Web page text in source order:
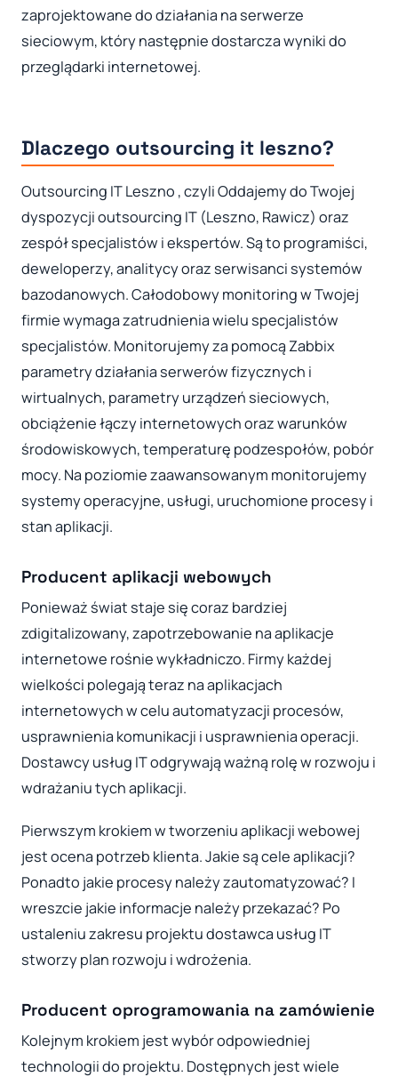
zaprojektowane do działania na serwerze
sieciowym, który następnie dostarcza wyniki do
przeglądarki internetowej.
Dlaczego outsourcing it leszno?
Outsourcing IT Leszno , czyli Oddajemy do Twojej
dyspozycji outsourcing IT (Leszno, Rawicz) oraz
zespół specjalistów i ekspertów. Są to programiści,
deweloperzy, analitycy oraz serwisanci systemów
bazodanowych. Całodobowy monitoring w Twojej
firmie wymaga zatrudnienia wielu specjalistów
specjalistów. Monitorujemy za pomocą Zabbix
parametry działania serwerów fizycznych i
wirtualnych, parametry urządzeń sieciowych,
obciążenie łączy internetowych oraz warunków
środowiskowych, temperaturę podzespołów, pobór
mocy. Na poziomie zaawansowanym monitorujemy
systemy operacyjne, usługi, uruchomione procesy i
stan aplikacji.
Producent aplikacji webowych
Ponieważ świat staje się coraz bardziej
zdigitalizowany, zapotrzebowanie na aplikacje
internetowe rośnie wykładniczo. Firmy każdej
wielkości polegają teraz na aplikacjach
internetowych w celu automatyzacji procesów,
usprawnienia komunikacji i usprawnienia operacji.
Dostawcy usług IT odgrywają ważną rolę w rozwoju i
wdrażaniu tych aplikacji.
Pierwszym krokiem w tworzeniu aplikacji webowej
jest ocena potrzeb klienta. Jakie są cele aplikacji?
Ponadto jakie procesy należy zautomatyzować? I
wreszcie jakie informacje należy przekazać? Po
ustaleniu zakresu projektu dostawca usług IT
stworzy plan rozwoju i wdrożenia.
Producent oprogramowania na zamówienie
Kolejnym krokiem jest wybór odpowiedniej
technologii do projektu. Dostępnych jest wiele